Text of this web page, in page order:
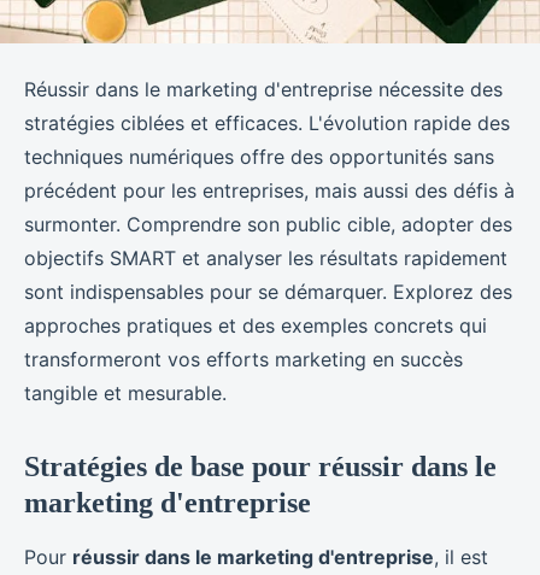
Réussir dans le marketing d'entreprise nécessite des
stratégies ciblées et efficaces. L'évolution rapide des
techniques numériques offre des opportunités sans
précédent pour les entreprises, mais aussi des défis à
surmonter. Comprendre son public cible, adopter des
objectifs SMART et analyser les résultats rapidement
sont indispensables pour se démarquer. Explorez des
approches pratiques et des exemples concrets qui
transformeront vos efforts marketing en succès
tangible et mesurable.
Stratégies de base pour réussir dans le
marketing d'entreprise
Pour réussir dans le marketing d'entreprise, il est